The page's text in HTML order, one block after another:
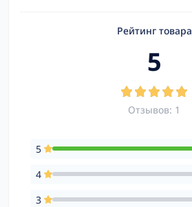
Рейтинг товара
5
Отзывов: 1
5
4
3